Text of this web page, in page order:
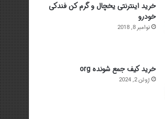
خرید اینترنتی یخچال و گرم کن فندکی
خودرو
نوامبر 8, 2018
خرید کیف جمع شونده org
ژوئن 2, 2024